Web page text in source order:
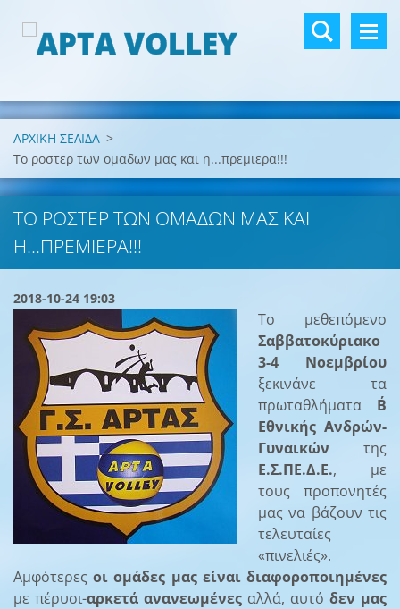
ΑΡΧΙΚΗ ΣΕΛΙΔΑ >
Το ροστερ των ομαδων μας και η...πρεμιερα!!!
ΤΟ ΡΟΣΤΕΡ ΤΩΝ ΟΜΑΔΩΝ ΜΑΣ ΚΑΙ
Η...ΠΡΕΜΙΕΡΑ!!!
2018-10-24 19:03
Το μεθεπόμενο
Σαββατοκύριακο
3-4 Νοεμβρίου
ξεκινάνε τα
πρωταθλήματα Β΄
Εθνικής Ανδρών-
Γυναικών της
Ε.Σ.ΠΕ.Δ.Ε., με
τους προπονητές
μας να βάζουν τις
τελευταίες
«πινελιές».
Αμφότερεςοι ομάδες μας είναι διαφοροποιημένες
με πέρυσι-αρκετά ανανεωμένες αλλά, αυτό δεν μας